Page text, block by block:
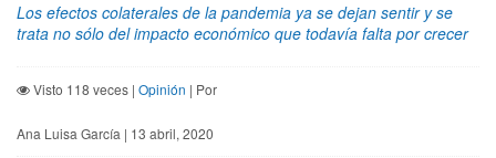
Los efectos colaterales de la pandemia ya se dejan sentir y se
trata no sólo del impacto económico que todavía falta por crecer
Visto 118 veces | Opinión | Por
Ana Luisa García | 13 abril, 2020